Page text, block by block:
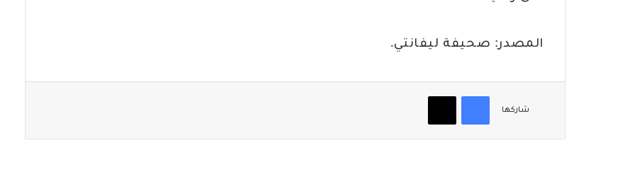
المصدر: صحيفة ليفانتي.
شاركها
فيسبوك‫X